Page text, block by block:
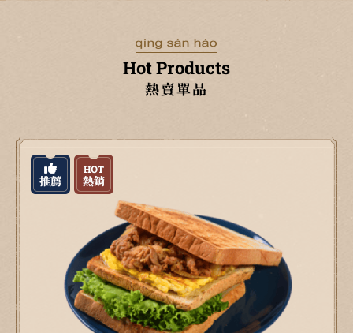
Hot Products
熱賣單品